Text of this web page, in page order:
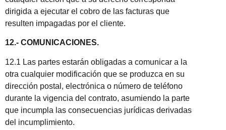
dirigida a ejecutar el cobro de las facturas que
resulten impagadas por el cliente.
12.- COMUNICACIONES.
12.1 Las partes estarán obligadas a comunicar a la
otra cualquier modificación que se produzca en su
dirección postal, electrónica o número de teléfono
durante la vigencia del contrato, asumiendo la parte
que incumpla las consecuencias jurídicas derivadas
del incumplimiento.